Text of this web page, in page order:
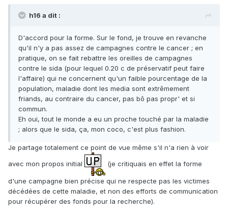
h16 a dit :
D'accord pour la forme. Sur le fond, je trouve en revanche
qu'il n'y a pas assez de campagnes contre le cancer ; en
pratique, on se fait rebattre les oreilles de campagnes
contre le sida (pour lequel 0.20 c de préservatif peut faire
l'affaire) qui ne concernent qu'un faible pourcentage de la
population, maladie dont les media sont extrêmement
friands, au contraire du cancer, pas bô pas propr' et si
commun.
Eh oui, tout le monde a eu un proche touché par la maladie
; alors que le sida, ça, mon coco, c'est plus fashion.
Je partage totalement ce point de vue même s'il n'a rien à voir
avec mon propos initial
(je critiquais en effet la forme
d'une campagne bien précise qui ne respecte pas les victimes
décédées de cette maladie, et non des efforts de communication
pour récupérer des fonds pour la recherche).